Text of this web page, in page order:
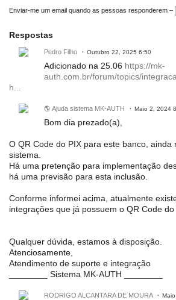
Enviar-me um email quando as pessoas responderem –
Respostas
Pedro Filho Outubro 22, 2025 6:50
Adicionado na 25.06 https://mk-
auth.com.br/forum/topics/
h...
🌎 Ajuda sistema MK-AUTH Maio 2, 2024
Bom dia prezado(a),
O QR Code do PIX para este banco, ainda
sistema.
Há uma pretenção para implementação
há uma previsão para esta inclusão.
Conforme informei acima, atualmente
integrações que já possuem o QR Code do
Qualquer dúvida, estamos à disposição.
Atenciosamente,
Atendimento de suporte e integração
________ Sistema MK-AUTH ________
RODRIGO ALCANTARA DE MOURA